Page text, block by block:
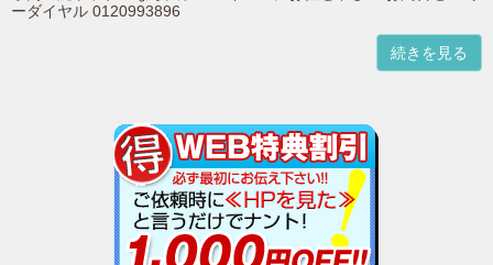
ーダイヤル 0120993896
続きを見る